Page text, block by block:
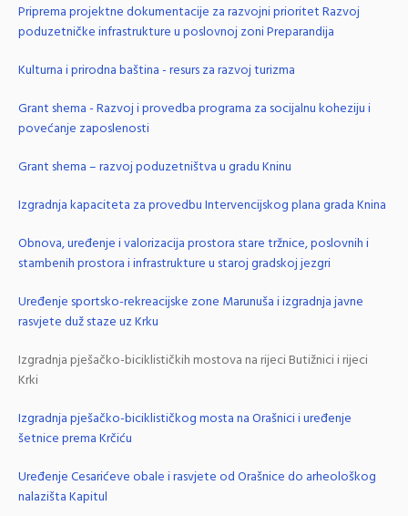
Priprema projektne dokumentacije za razvojni prioritet Razvoj
poduzetničke infrastrukture u poslovnoj zoni Preparandija
Kulturna i prirodna baština - resurs za razvoj turizma
Grant shema - Razvoj i provedba programa za socijalnu koheziju i
povećanje zaposlenosti
Grant shema – razvoj poduzetništva u gradu Kninu
Izgradnja kapaciteta za provedbu Intervencijskog plana grada Knina
Obnova, uređenje i valorizacija prostora stare tržnice, poslovnih i
stambenih prostora i infrastrukture u staroj gradskoj jezgri
Uređenje sportsko-rekreacijske zone Marunuša i izgradnja javne
rasvjete duž staze uz Krku
Izgradnja pješačko-biciklističkih mostova na rijeci Butižnici i rijeci
Krki
Izgradnja pješačko-biciklističkog mosta na Orašnici i uređenje
šetnice prema Krčiću
Uređenje Cesarićeve obale i rasvjete od Orašnice do arheološkog
nalazišta Kapitul